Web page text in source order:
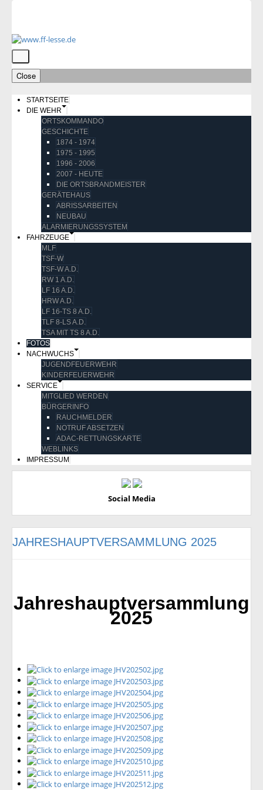
Close
STARTSEITE
DIE WEHR
ORTSKOMMANDO
GESCHICHTE
1874 - 1974
1975 - 1995
1996 - 2006
2007 - HEUTE
DIE ORTSBRANDMEISTER
GERÄTEHAUS
ABRISSARBEITEN
NEUBAU
ALARMIERUNGSSYSTEM
FAHRZEUGE
MLF
TSF-W
TSF-W A.D.
RW 1 A.D.
LF 16 A.D.
HRW A.D.
LF 16-TS 8 A.D.
TLF 8-LS A.D.
TSA MIT TS 8 A.D.
FOTOS
NACHWUCHS
JUGENDFEUERWEHR
KINDERFEUERWEHR
SERVICE
MITGLIED WERDEN
BÜRGERINFO
RAUCHMELDER
NOTRUF ABSETZEN
ADAC-RETTUNGSKARTE
WEBLINKS
IMPRESSUM
Social Media
JAHRESHAUPTVERSAMMLUNG 2025
Jahreshauptversammlung
2025